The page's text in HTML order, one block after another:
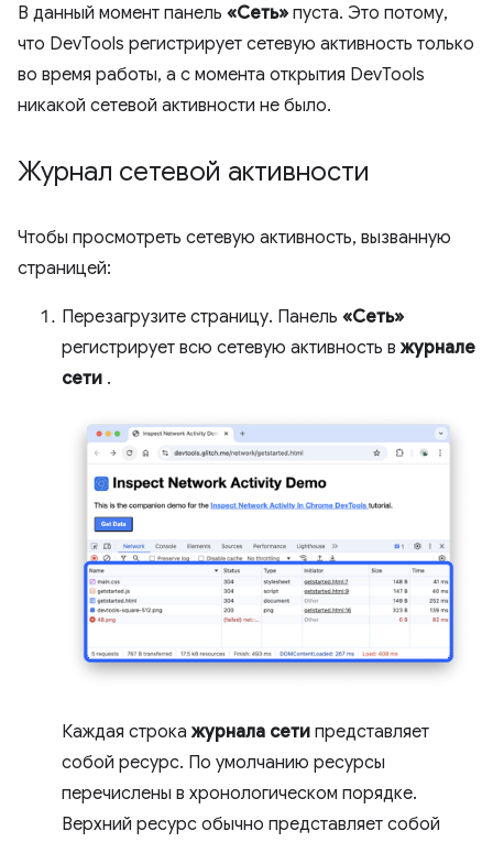
В данный момент панель «Сеть» пуста. Это потому,
что DevTools регистрирует сетевую активность только
во время работы, а с момента открытия DevTools
никакой сетевой активности не было.
Журнал сетевой активности
Чтобы просмотреть сетевую активность, вызванную
страницей:
Перезагрузите страницу. Панель «Сеть»
регистрирует всю сетевую активность в журнале
сети .
Каждая строка журнала сети представляет
собой ресурс. По умолчанию ресурсы
перечислены в хронологическом порядке.
Верхний ресурс обычно представляет собой